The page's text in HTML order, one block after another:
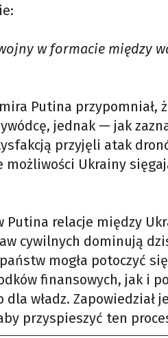
w formacie między
Putina
jednak — jak
przyjęli atak
możliwości Ukrainy
Putina relacje między
cywilnych dominują
mogła potoczyć
finansowych, jak i
władz. Zapowiedział
przyspieszyć ten